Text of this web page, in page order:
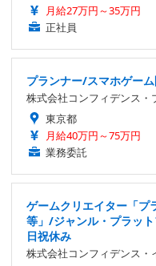
月給27万円～35万円
正社員
プランナー/スマホゲー
株式会社コンフィデンス・
東京都
月給40万円～75万円
業務委託
ゲームクリエイター「プ
等」/ジャンル・プラッ
日祝休み
株式会社コンフィデンス・